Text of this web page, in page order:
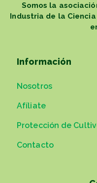
Somos la
Industria de la
Información
Nosotros
Afíliate
Protección de
Contacto